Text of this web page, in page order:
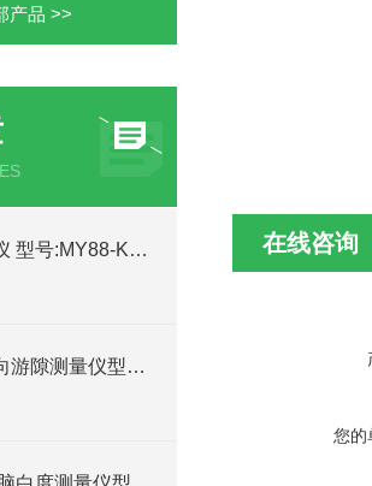
产品 >>
通风多参数测量仪 型号:MY88-KXYL-500A库号：M72725
圆柱滚子轴承径向游隙测量仪型号:WZX-X294库号：M414471的技术参数介绍
在线咨询
您的